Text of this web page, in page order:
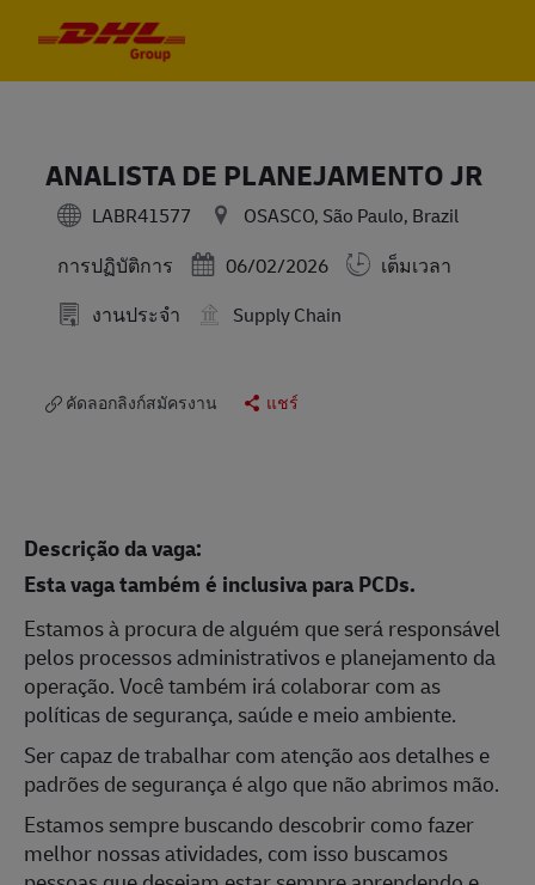
ANALISTA DE PLANEJAMENTO JR
LABR41577
OSASCO, São Paulo, Brazil
หมวดหมู่
การปฏิบัติการ Posted Date
06/02/2026
เต็มเวลา
งานประจำ
Supply Chain
คัดลอกลิงก์สมัครงาน แชร์
Descrição da vaga:
Esta vaga também é inclusiva para PCDs.
Estamos à procura de alguém que será responsável
pelos processos administrativos e planejamento da
operação. Você também irá colaborar com as
políticas de segurança, saúde e meio ambiente.
Ser capaz de trabalhar com atenção aos detalhes e
padrões de segurança é algo que não abrimos mão.
Estamos sempre buscando descobrir como fazer
melhor nossas atividades, com isso buscamos